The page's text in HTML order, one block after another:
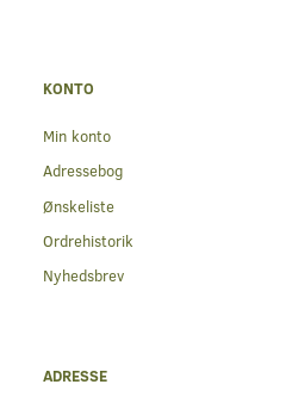
KONTO
Min konto
Adressebog
Ønskeliste
Ordrehistorik
Nyhedsbrev
ADRESSE